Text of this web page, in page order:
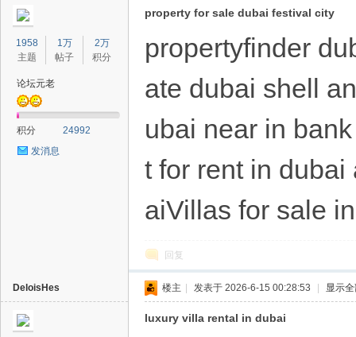
1958
主题
1万
帖子
2万
积分
论坛元老
积分
24992
发消息
property for sale dubai festival city
propertyfinder
ate dubai shell
ubai near in
t for rent in
aiVillas for sale
回复
DeloisHes 楼主 发表于 2026-6-15 00:28:53 显示
luxury villa rental in dubai